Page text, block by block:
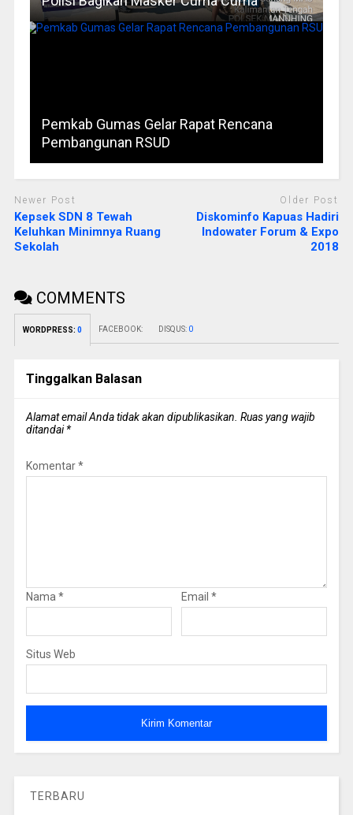
Pemkab Gumas Gelar Rapat Rencana
Pembangunan RSUD
Newer Post
Kepsek SDN 8 Tewah
Keluhkan Minimnya Ruang
Sekolah
Older Post
Diskominfo Kapuas Hadiri
Indowater Forum & Expo
2018
COMMENTS
WORDPRESS: 0 FACEBOOK: DISQUS: 0
Tinggalkan Balasan
Alamat email Anda tidak akan dipublikasikan. Ruas yang wajib
ditandai*
Komentar*
Nama * Email *
Situs Web
TERBARU